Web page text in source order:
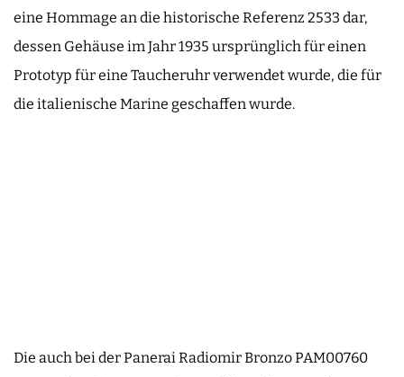
eine Hommage an die historische Referenz 2533 dar,
dessen Gehäuse im Jahr 1935 ursprünglich für einen
Prototyp für eine Taucheruhr verwendet wurde, die für
die italienische Marine geschaffen wurde.
Die auch bei der Panerai Radiomir Bronzo PAM00760